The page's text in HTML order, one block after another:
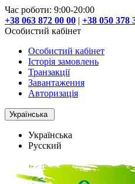
Час роботи: 9:00-20:00
+38 063 872 00 00 | +38 050 378
Особистий кабінет
Особистий кабінет
Історія замовлень
Транзакції
Завантаження
Авторизація
Українська
Українська
Русский